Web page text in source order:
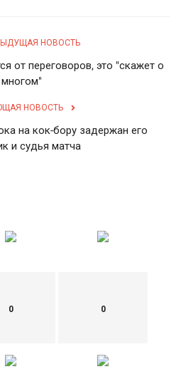
НОВОСТЬ
от переговоров, это "скажет о
многом"
НОВОСТЬ
на кок-бору задержан его
и судья матча
0 0